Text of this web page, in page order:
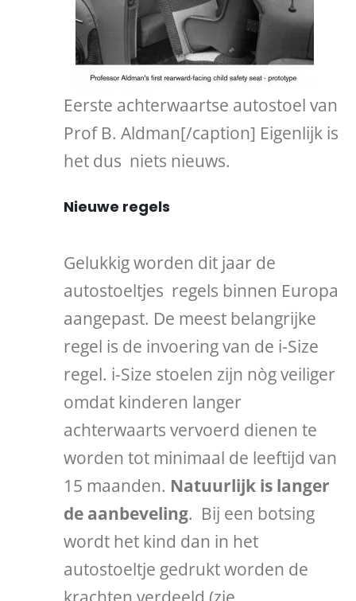
Eerste achterwaartse autostoel van
Prof B. Aldman[/caption] Eigenlijk is
het dus niets nieuws.
Nieuwe regels
Gelukkig worden dit jaar de
autostoeltjes regels binnen Europa
aangepast. De meest belangrijke
regel is de invoering van de i-Size
regel. i-Size stoelen zijn nòg veiliger
omdat kinderen langer
achterwaarts vervoerd dienen te
worden tot minimaal de leeftijd van
15 maanden. Natuurlijk is langer
de aanbeveling. Bij een botsing
wordt het kind dan in het
autostoeltje gedrukt worden de